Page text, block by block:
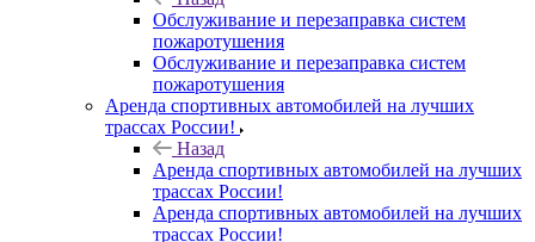
Обслуживание и перезаправка систем
пожаротушения
Обслуживание и перезаправка систем
пожаротушения
Аренда спортивных автомобилей на лучших
трассах России!
Назад
Аренда спортивных автомобилей на лучших
трассах России!
Аренда спортивных автомобилей на лучших
трассах России!